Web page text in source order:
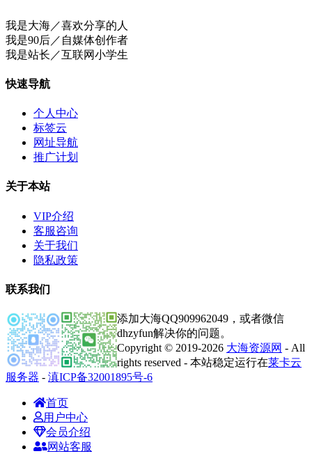
我是大海／喜欢分享的人
我是90后／自媒体创作者
我是站长／互联网小学生
快速导航
个人中心
标签云
网址导航
推广计划
关于本站
VIP介绍
客服咨询
关于我们
隐私政策
联系我们
添加大海QQ909962049，或者微信
dhzyfun解决你的问题。
Copyright © 2019-2026 大海资源网 - All
rights reserved - 本站稳定运行在莱卡云
服务器 - 滇ICP备32001895号-6
首页
用户中心
会员介绍
网站客服